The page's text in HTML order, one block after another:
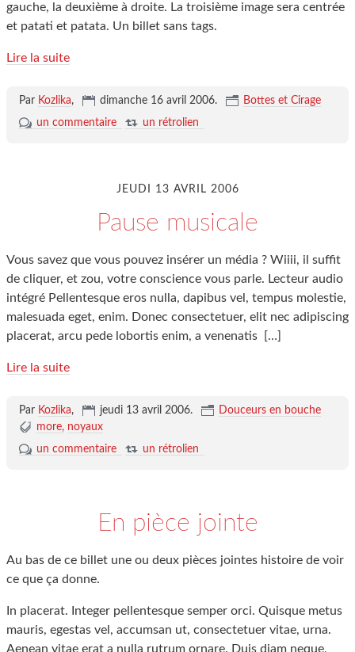
gauche, la deuxième à droite. La troisième image sera centrée
et patati et patata. Un billet sans tags.
Lire la suite
Par Kozlika, dimanche 16 avril 2006.
Bottes et Cirage
un commentaire
un rétrolien
JEUDI 13 AVRIL 2006
Pause musicale
Vous savez que vous pouvez insérer un média ? Wiiii, il suffit
de cliquer, et zou, votre conscience vous parle. Lecteur audio
intégré Pellentesque eros nulla, dapibus vel, tempus molestie,
malesuada eget, enim. Donec consectetuer, elit nec adipiscing
placerat, arcu pede lobortis enim, a venenatis
[…]
Lire la suite
Par Kozlika, jeudi 13 avril 2006.
Douceurs en bouche
more noyaux
un commentaire
un rétrolien
En pièce jointe
Au bas de ce billet une ou deux pièces jointes histoire de voir
ce que ça donne.
In placerat. Integer pellentesque semper orci. Quisque metus
mauris, egestas vel, accumsan ut, consectetuer vitae, urna.
Aenean vitae erat a nulla rutrum ornare. Duis diam neque,